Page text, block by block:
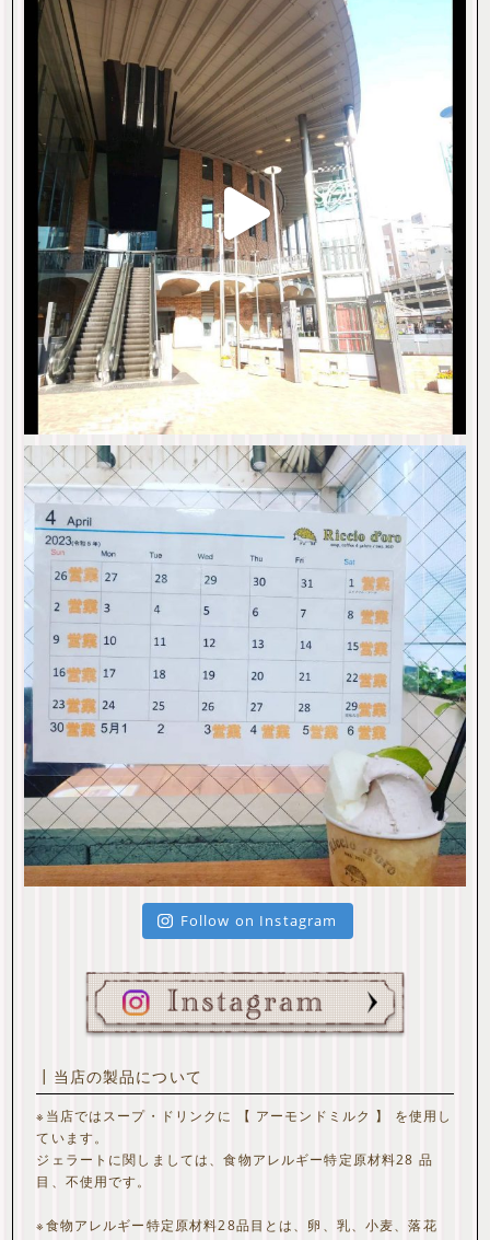
Follow on Instagram
┃当店の製品について
※当店ではスープ・ドリンクに 【 アーモンドミルク 】 を使用し
ています。
ジェラートに関しましては、食物アレルギー特定原材料28 品
目、不使用です。
※食物アレルギー特定原材料28品目とは、卵、乳、小麦、落花